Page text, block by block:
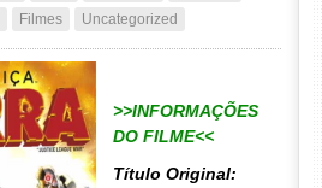
Filmes Uncategorized
>>INFORMAÇÕES
DO FILME<<
Título Original: